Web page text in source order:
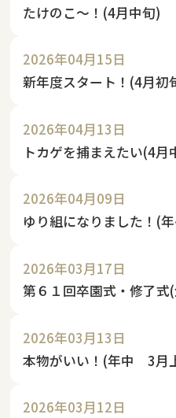
たけのこ～！(4月中旬)
2026年04月15日
新年度スタート！(4月初
2026年04月13日
トカゲを捕まえたい(4
2026年04月09日
ゆり組になりました！(
2026年03月17日
第６１回卒園式・修了
2026年03月13日
本物がいい！(年中 3月
2026年03月12日